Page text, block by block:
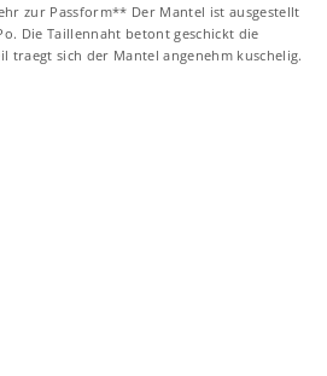
zur Passform** Der Mantel ist ausgestellt
Die Taillennaht betont geschickt die
sich der Mantel angenehm kuschelig.